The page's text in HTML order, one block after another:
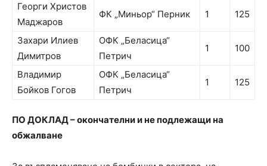
Георги Христов
Маджаров
ФК „Миньор“ Перник 1 125
Захари Илиев
Димитров
ОФК „Беласица“
Петрич
1 100
Владимир
Бойков Гогов
ОФК „Беласица“
Петрич
1 125
ПО ДОКЛАД– окончателни и не подлежащи на
обжалване